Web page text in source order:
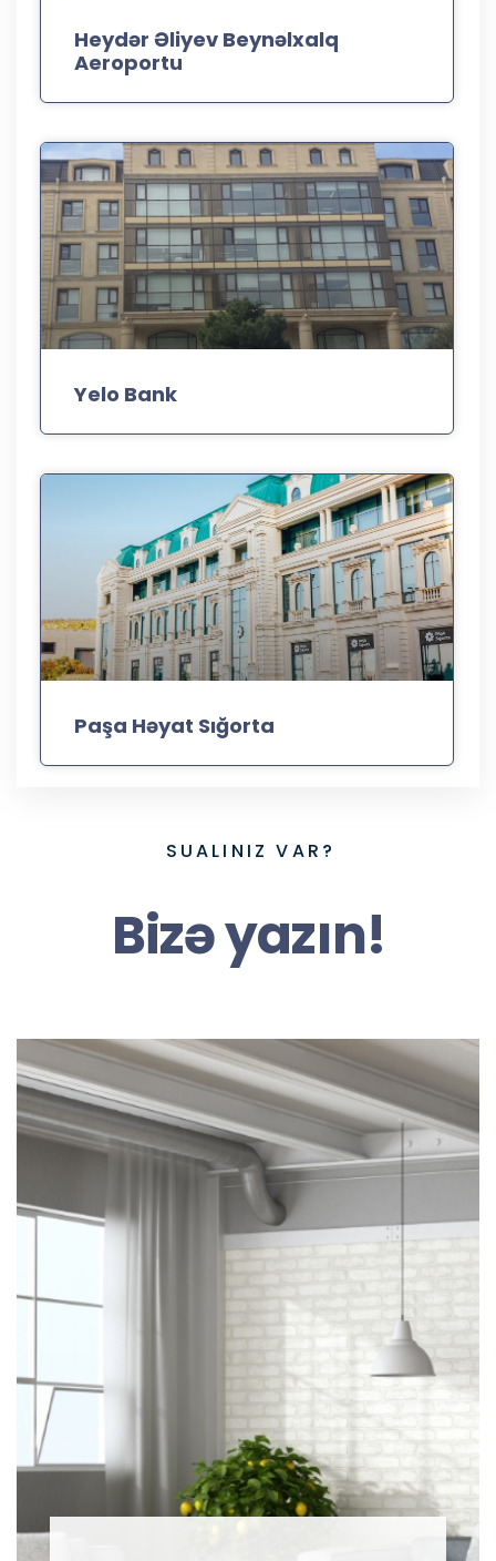
Heydər Əliyev Beynəlxalq
Aeroportu
Yelo Bank
Paşa Həyat Sığorta
SUALINIZ VAR?
Bizə yazın!